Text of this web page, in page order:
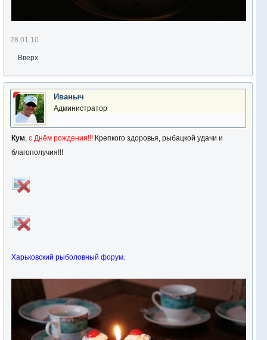
28.01.10
Вверх
Иваныч
Администратор
Кум, с Днём рождения!!! Крепкого здоровья, рыбацкой удачи и
благополучия!!!
Харьковский рыболовный форум.